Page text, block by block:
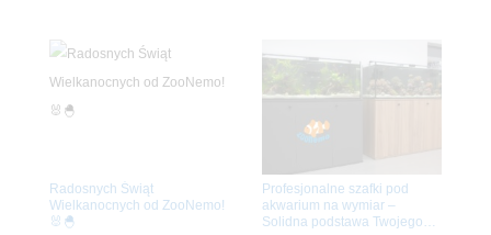
Radosnych Świąt
Wielkanocnych od ZooNemo!
🐰🐣
Profesjonalne szafki pod
akwarium na wymiar –
Solidna podstawa Twojego